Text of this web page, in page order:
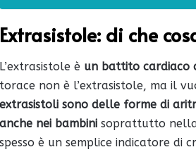
Extrasistole: di che
L’extrasistole è un battito cardiaco
torace non è l’extrasistole, ma il
extrasistoli sono delle forme di
anche nei bambini soprattutto
spesso è un semplice indicatore di